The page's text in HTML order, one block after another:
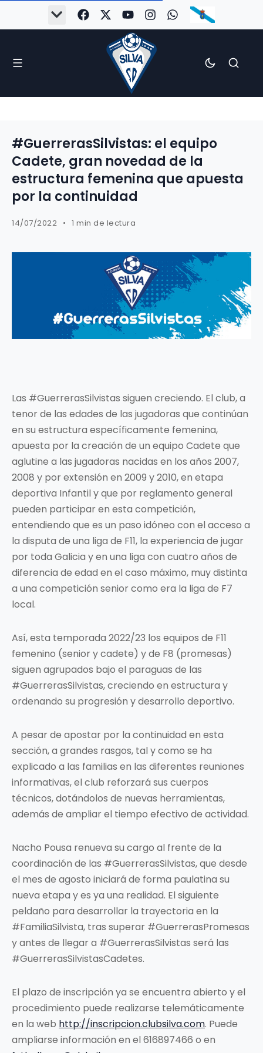
#GuerrerasSilvistas: el equipo
Cadete, gran novedad de la
estructura femenina que apuesta
por la continuidad
14/07/2022 1 min de lectura
Las #GuerrerasSilvistas siguen creciendo. El club, a
tenor de las edades de las jugadoras que continúan
en su estructura específicamente femenina,
apuesta por la creación de un equipo Cadete que
aglutine a las jugadoras nacidas en los años 2007,
2008 y por extensión en 2009 y 2010, en etapa
deportiva Infantil y que por reglamento general
pueden participar en esta competición,
entendiendo que es un paso idóneo con el acceso a
la disputa de una liga de F11, la experiencia de jugar
por toda Galicia y en una liga con cuatro años de
diferencia de edad en el caso máximo, muy distinta
a una competición senior como era la liga de F7
local.
Así, esta temporada 2022/23 los equipos de F11
femenino (senior y cadete) y de F8 (promesas)
siguen agrupados bajo el paraguas de las
#GuerrerasSilvistas, creciendo en estructura y
ordenando su progresión y desarrollo deportivo.
A pesar de apostar por la continuidad en esta
sección, a grandes rasgos, tal y como se ha
explicado a las familias en las diferentes reuniones
informativas, el club reforzará sus cuerpos
técnicos, dotándolos de nuevas herramientas,
además de ampliar el tiempo efectivo de actividad.
Nacho Pousa renueva su cargo al frente de la
coordinación de las #GuerrerasSilvistas, que desde
el mes de agosto iniciará de forma paulatina su
nueva etapa y es ya una realidad. El siguiente
peldaño para desarrollar la trayectoria en la
#FamiliaSilvista, tras superar #GuerrerasPromesas
y antes de llegar a #GuerrerasSilvistas será las
#GuerrerasSilvistasCadetes.
El plazo de inscripción ya se encuentra abierto y el
procedimiento puede realizarse telemáticamente
en la web http://inscripcion.clubsilva.com. Puede
ampliarse información en el 616897466 o en